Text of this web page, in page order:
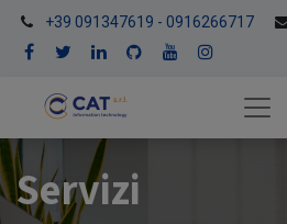
+39 091347619 - 0916266717
Servizi